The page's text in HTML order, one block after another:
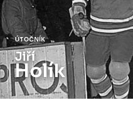
ÚTOČNÍK
Jiří
Holík